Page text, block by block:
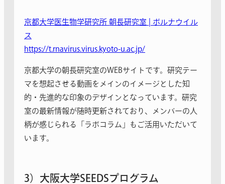
京都大学医生物学研究所 朝長研究室 | ボルナウイル
ス
https://t.rnavirus.virus.kyoto-u.ac.jp/
京都大学の朝長研究室のWEBサイトです。研究テー
マを想起させる動画をメインのイメージとした知
的・先進的な印象のデザインとなっています。研究
室の最新情報が随時更新されており、メンバーの人
柄が感じられる「ラボコラム」もご活用いただいて
います。
3）大阪大学SEEDSプログラム